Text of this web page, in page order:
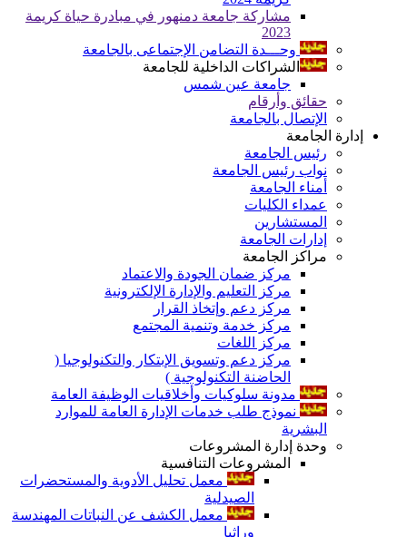
مشاركة جامعة دمنهور في مبادرة حياة كريمة
2023
وحـــدة التضامن الإجتماعى بالجامعة
الشراكات الداخلية للجامعة
جامعة عين شمس
حقائق وأرقام
الإتصال بالجامعة
إدارة الجامعة
رئيس الجامعة
نواب رئيس الجامعة
أمناء الجامعة
عمداء الكليات
المستشارين
إدارات الجامعة
مراكز الجامعة
مركز ضمان الجودة والاعتماد
مركز التعليم والإدارة الإلكترونية
مركز دعم وإتخاذ القرار
مركز خدمة وتنمية المجتمع
مركز اللغات
مركز دعم وتسويق الإبتكار والتكنولوجيا (
الحاضنة التكنولوجية )
مدونة سلوكيات وأخلاقيات الوظيفة العامة
نموذج طلب خدمات الإدارة العامة للموارد
البشرية
وحدة إدارة المشروعات
المشروعات التنافسية
معمل تحليل الأدوية والمستحضرات
الصيدلية
معمل الكشف عن النباتات المهندسة
وراثيا